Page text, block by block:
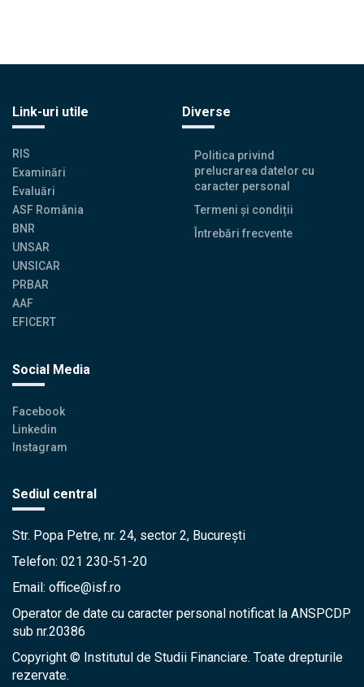
Link-uri utile
RIS
Examinări
Evaluări
ASF România
BNR
UNSAR
UNSICAR
PRBAR
AAF
EFICERT
Diverse
Politica privind
prelucrarea datelor cu
caracter personal
Termeni și condiții
Întrebări frecvente
Social Media
Facebook
Linkedin
Instagram
Sediul central
Str. Popa Petre, nr. 24, sector 2, București
Telefon: 021 230-51-20
Email: office@isf.ro
Operator de date cu caracter personal notificat la ANSPCDP
sub nr.20386
Copyright © Institutul de Studii Financiare. Toate drepturile
rezervate.